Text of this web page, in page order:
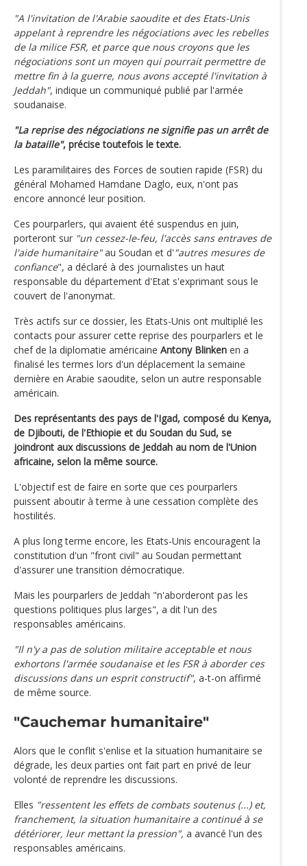
"A l'invitation de l'Arabie saoudite et des Etats-Unis
appelant à reprendre les négociations avec les rebelles
de la milice FSR, et parce que nous croyons que les
négociations sont un moyen qui pourrait permettre de
mettre fin à la guerre, nous avons accepté l'invitation à
Jeddah", indique un communiqué publié par l'armée
soudanaise.
"La reprise des négociations ne signifie pas un arrêt de
la bataille", précise toutefois le texte.
Les paramilitaires des Forces de soutien rapide (FSR) du
général Mohamed Hamdane Daglo, eux, n'ont pas
encore annoncé leur position.
Ces pourparlers, qui avaient été suspendus en juin,
porteront sur "un cessez-le-feu, l'accès sans entraves de
l'aide humanitaire"au Soudan et d' "autres mesures de
confiance", a déclaré à des journalistes un haut
responsable du département d'Etat s'exprimant sous le
couvert de l'anonymat.
Très actifs sur ce dossier, les Etats-Unis ont multiplié les
contacts pour assurer cette reprise des pourparlers et le
chef de la diplomatie américaine Antony Blinken en a
finalisé les termes lors d'un déplacement la semaine
dernière en Arabie saoudite, selon un autre responsable
américain.
Des représentants des pays de l'Igad, composé du Kenya,
de Djibouti, de l'Ethiopie et du Soudan du Sud, se
joindront aux discussions de Jeddah au nom de l'Union
africaine, selon la même source.
L'objectif est de faire en sorte que ces pourparlers
puissent aboutir à terme à une cessation complète des
hostilités.
A plus long terme encore, les Etats-Unis encouragent la
constitution d'un "front civil" au Soudan permettant
d'assurer une transition démocratique.
Mais les pourparlers de Jeddah "n'aborderont pas les
questions politiques plus larges", a dit l'un des
responsables américains.
"Il n'y a pas de solution militaire acceptable et nous
exhortons l'armée soudanaise et les FSR à aborder ces
discussions dans un esprit constructif", a-t-on affirmé
de même source.
"Cauchemar humanitaire"
Alors que le conflit s'enlise et la situation humanitaire se
dégrade, les deux parties ont fait part en privé de leur
volonté de reprendre les discussions.
Elles "ressentent les effets de combats soutenus (...) et,
franchement, la situation humanitaire a continué à se
détériorer, leur mettant la pression", a avancé l'un des
responsables américains.